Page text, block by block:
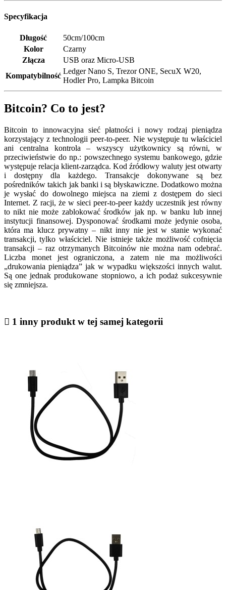
Specyfikacja
Długość
50cm/100cm
Kolor
Czarny
Złącza
USB oraz Micro-USB
Kompatybilność
Ledger Nano S, Trezor ONE, SecuX W20,
Hodler Pro, Lampka Bitcoin
Bitcoin? Co to jest?
Bitcoin to innowacyjna sieć płatności i nowy rodzaj pieniądza
korzystający z technologii peer-to-peer. Nie występuje tu właściciel
ani centralna kontrola – wszyscy użytkownicy są równi, w
przeciwieństwie do np.: powszechnego systemu bankowego, gdzie
występuje relacja klient-zarządca. Kod źródłowy waluty jest otwarty
i dostępny dla każdego. Transakcje dokonywane są bez
pośredników takich jak banki i są błyskawiczne. Dodatkowo można
je wysłać do dowolnego miejsca na ziemi z dostępem do sieci
Internet. Z racji, że w sieci peer-to-peer każdy uczestnik jest równy
to nikt nie może zablokować środków jak np. w banku lub innej
instytucji finansowej. Dysponować środkami może jedynie osoba,
która ma klucz prywatny – nikt inny nie jest w stanie wykonać
transakcji, tylko właściciel. Nie istnieje także możliwość cofnięcia
transakcji – raz otrzymanych Bitcoinów nie można nam odebrać.
Liczba monet jest ograniczona, a zatem nie ma możliwości
„drukowania pieniądza” jak w wypadku większości innych walut.
Są one jednak produkowane stopniowo, a ich podaż sukcesywnie
się zmniejsza.
 1 inny produkt w tej samej kategorii